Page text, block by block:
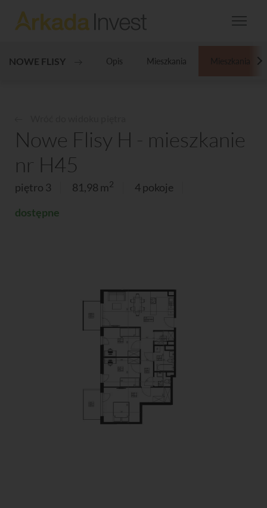
NOWE FLISY Opis Mieszkania
Nowe Flisy H - mieszkanie
nr H45
piętro 3 81,98 m2
4 pokoje
dostępne